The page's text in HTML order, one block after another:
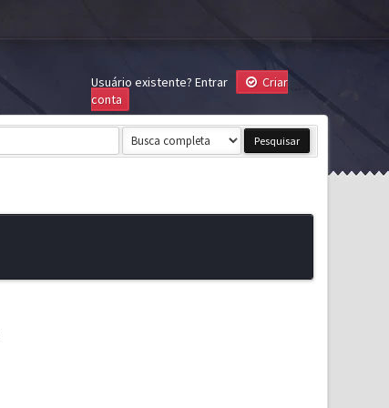
Usuário existente? Entrar
Criar
conta